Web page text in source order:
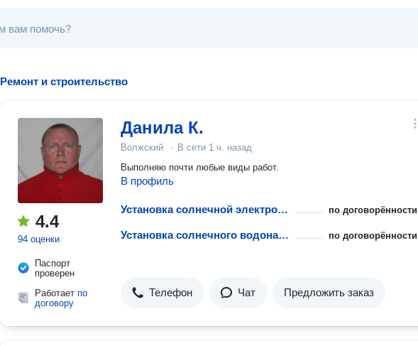
Ремонт и строительство
4.4
94 оценки
Паспорт
проверен
Работает по
договору
Данила К.
Волжский · В сети 1 ч. назад
Выполняю почти любые виды работ.
В профиль
Установка солнечной электростанции по договорённости
Установка солнечного водонагревателя по договорённости
Телефон Чат Предложить заказ